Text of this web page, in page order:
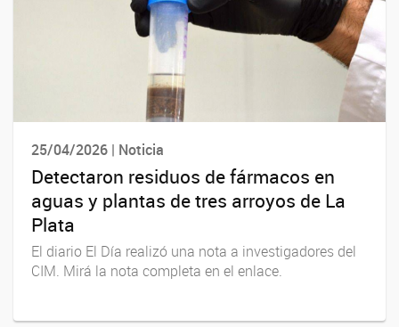
25/04/2026 | Noticia
Detectaron residuos de fármacos en
aguas y plantas de tres arroyos de La
Plata
El diario El Día realizó una nota a investigadores del
CIM. Mirá la nota completa en el enlace.